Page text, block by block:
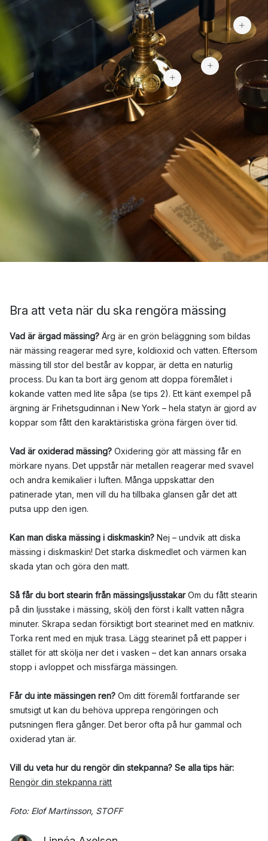
1 790 kr
59 kr
Bra att veta när du ska rengöra mässing
Vad är ärgad mässing? Ärg är en grön beläggning som bildas
när mässing reagerar med syre, koldioxid och vatten. Eftersom
mässing till stor del består av koppar, är detta en naturlig
process. Du kan ta bort ärg genom att doppa föremålet i
kokande vatten med lite såpa (se tips 2). Ett känt exempel på
ärgning är Frihetsgudinnan i New York – hela statyn är gjord av
koppar som fått den karaktäristiska gröna färgen över tid.
Vad är oxiderad mässing? Oxidering gör att mässing får en
mörkare nyans. Det uppstår när metallen reagerar med svavel
och andra kemikalier i luften. Många uppskattar den
patinerade ytan, men vill du ha tillbaka glansen går det att
putsa upp den igen.
Kan man diska mässing i diskmaskin? Nej – undvik att diska
mässing i diskmaskin! Det starka diskmedlet och värmen kan
skada ytan och göra den matt.
Så får du bort stearin från mässingsljusstakarOm du fått stearin
på din ljusstake i mässing, skölj den först i kallt vatten några
minuter. Skrapa sedan försiktigt bort stearinet med en matkniv.
Torka rent med en mjuk trasa. Lägg stearinet på ett papper i
stället för att skölja ner det i vasken – det kan annars orsaka
stopp i avloppet och missfärga mässingen.
Får du inte mässingen ren? Om ditt föremål fortfarande ser
smutsigt ut kan du behöva upprepa rengöringen och
putsningen flera gånger. Det beror ofta på hur gammal och
oxiderad ytan är.
Vill du veta hur du rengör din stekpanna? Se alla tips här:
Rengör din stekpanna rätt
Foto: Elof Martinsson, STOFF